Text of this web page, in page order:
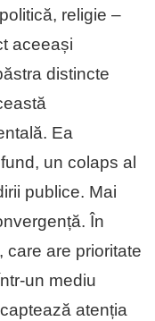
religie –
aceeași
distincte
Ea
un colaps al
publice. Mai
În
care are prioritate
un mediu
atenția